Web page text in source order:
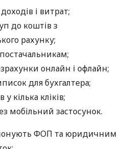
і витрат;
до коштів з
рахунку;
онлайн і офлайн;
для бухгалтера;
кілька кліків;
мобільний застосунок.
ФОП та юридичним